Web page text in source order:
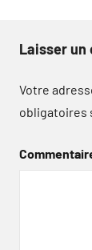
Laisser
Votre
obligatoires